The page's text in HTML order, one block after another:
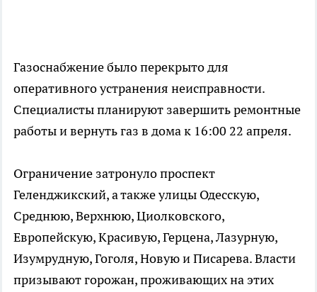
Газоснабжение было перекрыто для
оперативного устранения неисправности.
Специалисты планируют завершить ремонтные
работы и вернуть газ в дома к 16:00 22 апреля.
Ограничение затронуло проспект
Геленджикский, а также улицы Одесскую,
Среднюю, Верхнюю, Циолковского,
Европейскую, Красивую, Герцена, Лазурную,
Изумрудную, Гоголя, Новую и Писарева. Власти
призывают горожан, проживающих на этих